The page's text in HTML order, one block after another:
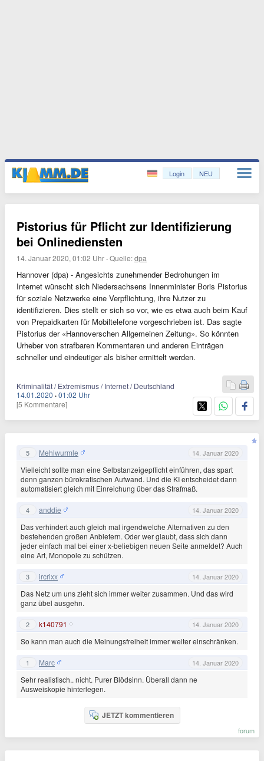
Login NEU
Pistorius für Pflicht zur Identifizierung
bei Onlinediensten
14. Januar 2020, 01:02 Uhr ·Quelle:dpa
Hannover (dpa) - Angesichts zunehmender Bedrohungen im
Internet wünscht sich Niedersachsens Innenminister Boris Pistorius
für soziale Netzwerke eine Verpflichtung, ihre Nutzer zu
identifizieren. Dies stellt er sich so vor, wie es etwa auch beim Kauf
von Prepaidkarten für Mobiltelefone vorgeschrieben ist. Das sagte
Pistorius der «Hannoverschen Allgemeinen Zeitung». So könnten
Urheber von strafbaren Kommentaren und anderen Einträgen
schneller und eindeutiger als bisher ermittelt werden.
Kriminalität / Extremismus / Internet / Deutschland
14.01.2020 ·01:02 Uhr
[5 Kommentare]
5 Mehlwurmle 14. Januar 2020
Vielleicht sollte man eine Selbstanzeigepflicht einführen, das spart
denn ganzen bürokratischen Aufwand. Und die KI entscheidet dann
automatisiert gleich mit Einreichung über das Strafmaß.
4 anddie 14. Januar 2020
Das verhindert auch gleich mal irgendwelche Alternativen zu den
bestehenden großen Anbietern. Oder wer glaubt, dass sich dann
jeder einfach mal bei einer x-beliebigen neuen Seite anmeldet? Auch
eine Art, Monopole zu schützen.
3 ircrixx 14. Januar 2020
Das Netz um uns zieht sich immer weiter zusammen. Und das wird
ganz übel ausgehn.
2 k140791 14. Januar 2020
So kann man auch die Meinungsfreiheit immer weiter einschränken.
1 Marc 14. Januar 2020
Sehr realistisch.. nicht. Purer Blödsinn. Überall dann ne
Ausweiskopie hinterlegen.
JETZT kommentieren
forum